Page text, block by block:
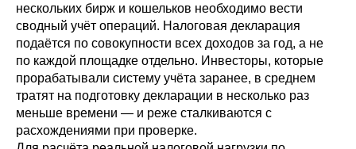
нескольких бирж и кошельков необходимо вести
сводный учёт операций. Налоговая декларация
подаётся по совокупности всех доходов за год, а не
по каждой площадке отдельно. Инвесторы, которые
прорабатывали систему учёта заранее, в среднем
тратят на подготовку декларации в несколько раз
меньше времени — и реже сталкиваются с
расхождениями при проверке.